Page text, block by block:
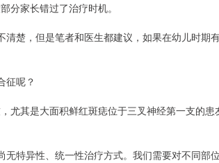
分家长错过了治疗时机。
清楚，但是笔者和医生都建议，如果在幼儿时期
征呢？
尤其是大面积鲜红斑痣位于三叉神经第一支的
无特异性、统一性治疗方式。我们需要对不同部